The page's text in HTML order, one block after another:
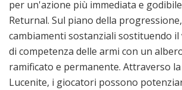
per un'azione più immediata e
Returnal. Sul piano della
cambiamenti sostanziali sostituendo il
di competenza delle armi con un
ramificato e permanente. Attraverso
Lucenite, i giocatori possono